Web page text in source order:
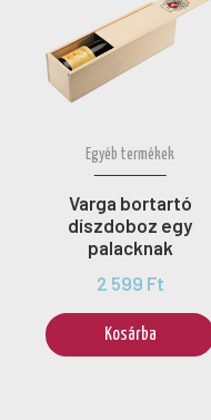
Egyéb termékek
Varga bortartó
díszdoboz egy
palacknak
2 599 Ft
Kosárba